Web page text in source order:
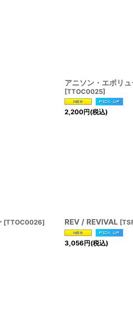
アニソン・エボリ
[TTOC0025]
2,200円(税込)
[TTOC0026] REV / REVIVAL [
3,056円(税込)